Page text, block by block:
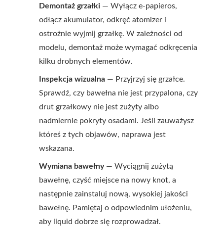
Demontaż grzałki — Wyłącz e-papieros,
odłącz akumulator, odkręć atomizer i
ostrożnie wyjmij grzałkę. W zależności od
modelu, demontaż może wymagać odkręcenia
kilku drobnych elementów.
Inspekcja wizualna — Przyjrzyj się grzałce.
Sprawdź, czy bawełna nie jest przypalona, czy
drut grzałkowy nie jest zużyty albo
nadmiernie pokryty osadami. Jeśli zauważysz
któreś z tych objawów, naprawa jest
wskazana.
Wymiana bawełny— Wyciągnij zużytą
bawełnę, czyść miejsce na nowy knot, a
następnie zainstaluj nową, wysokiej jakości
bawełnę. Pamiętaj o odpowiednim ułożeniu,
aby liquid dobrze się rozprowadzał.